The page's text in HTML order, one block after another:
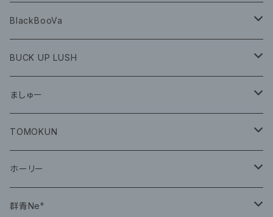
BlackBooVa
CD
BUCK UP LUSH
グッズ
CD
ましゅー
グッズ
TOMOKUN
CD
ホーリー
CD
群青Ne°